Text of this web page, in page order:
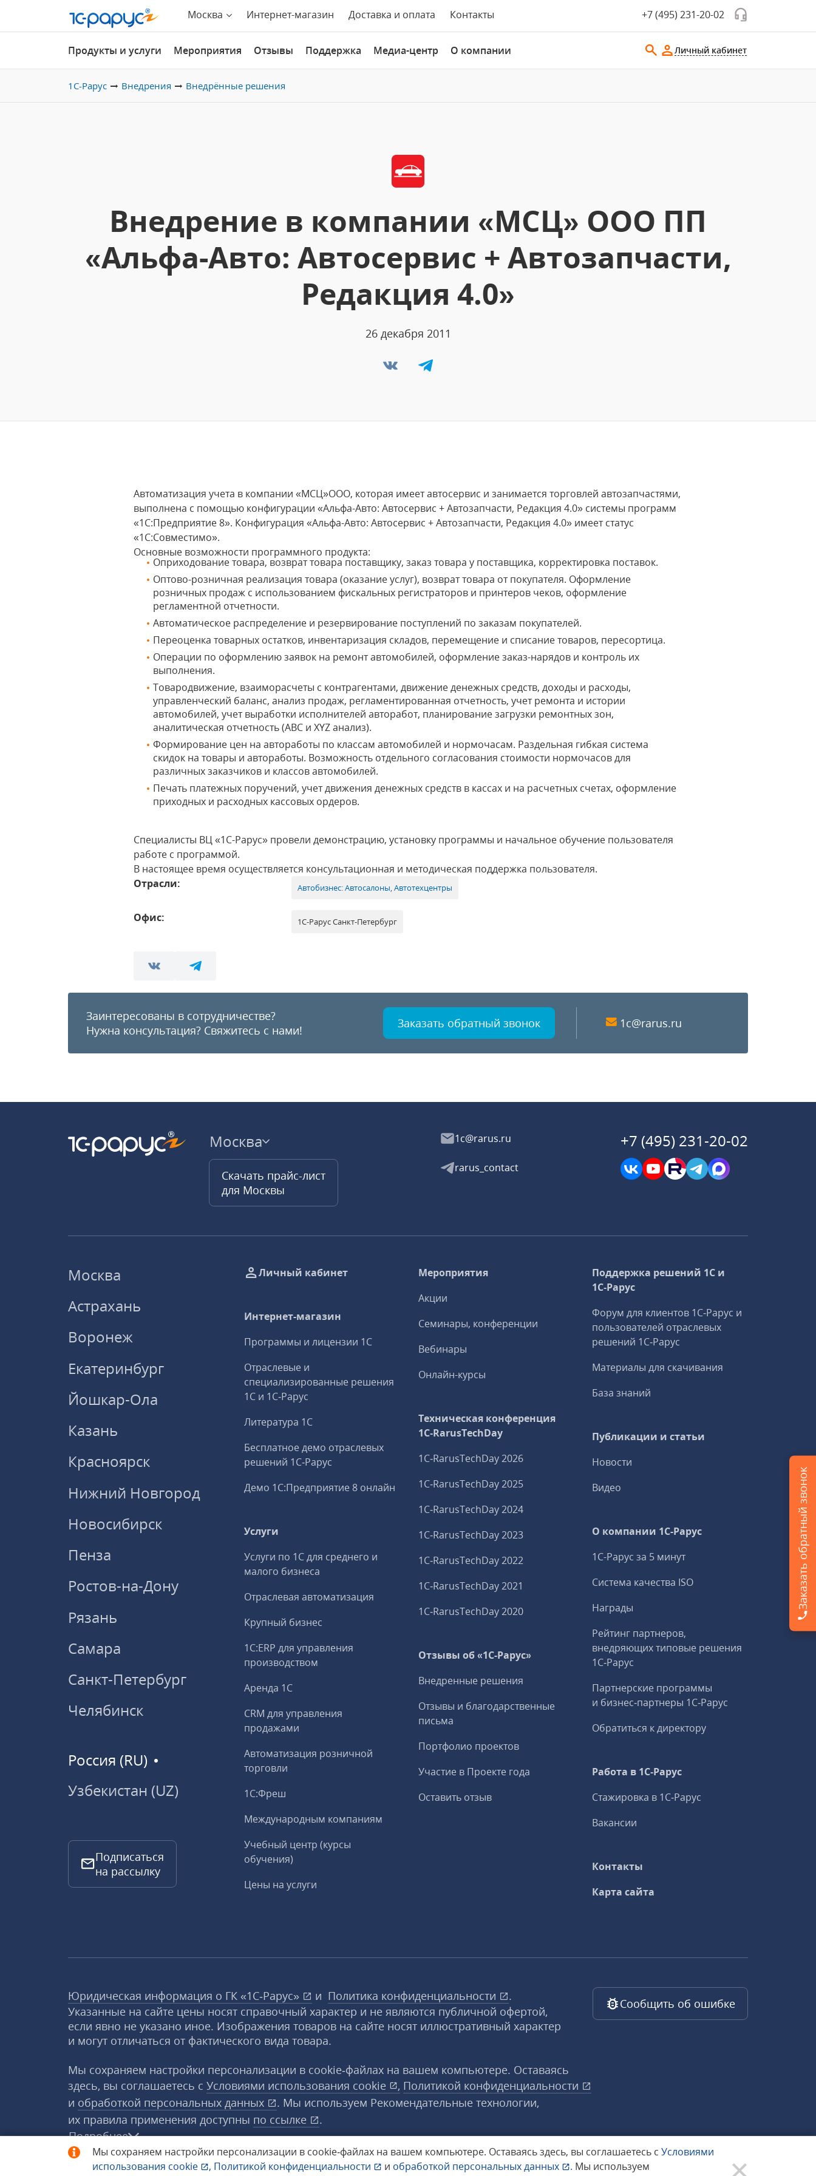
Москва Интернет-магазин Доставка и оплата Контакты +7 (495) 231-20-02
Продукты и услуги Мероприятия Отзывы Поддержка Медиа-центр О компании Личный кабинет
1С-Рарус Внедрения Внедрённые решения
Внедрение в компании «МСЦ» ООО ПП
«Альфа-Авто: Автосервис + Автозапчасти,
Редакция 4.0»
26 декабря 2011
Автоматизация учета в компании «МСЦ»ООО, которая имеет автосервис и занимается торговлей автозапчастями,
выполнена с помощью конфигурации «Альфа-Авто: Автосервис + Автозапчасти, Редакция 4.0» системы программ
«1С:Предприятие 8». Конфигурация «Альфа-Авто: Автосервис + Автозапчасти, Редакция 4.0» имеет статус
«1С:Совместимо».
Основные возможности программного продукта:
Оприходование товара, возврат товара поставщику, заказ товара у поставщика, корректировка поставок.
Оптово-розничная реализация товара (оказание услуг), возврат товара от покупателя. Оформление
розничных продаж с использованием фискальных регистраторов и принтеров чеков, оформление
регламентной отчетности.
Автоматическое распределение и резервирование поступлений по заказам покупателей.
Переоценка товарных остатков, инвентаризация складов, перемещение и списание товаров, пересортица.
Операции по оформлению заявок на ремонт автомобилей, оформление заказ-нарядов и контроль их
выполнения.
Товародвижение, взаиморасчеты с контрагентами, движение денежных средств, доходы и расходы,
управленческий баланс, анализ продаж, регламентированная отчетность, учет ремонта и истории
автомобилей, учет выработки исполнителей авторабот, планирование загрузки ремонтных зон,
аналитическая отчетность (ABC и XYZ анализ).
Формирование цен на автоработы по классам автомобилей и нормочасам. Раздельная гибкая система
скидок на товары и автоработы. Возможность отдельного согласования стоимости нормочасов для
различных заказчиков и классов автомобилей.
Печать платежных поручений, учет движения денежных средств в кассах и на расчетных счетах, оформление
приходных и расходных кассовых ордеров.
Специалисты ВЦ «1С-Рарус» провели демонстрацию, установку программы и начальное обучение пользователя
работе с программой.
В настоящее время осуществляется консультационная и методическая поддержка пользователя.
Отрасли:
Автобизнес: Автосалоны, Автотехцентры
Офис: 1С-Рарус Санкт-Петербург
Заинтересованы в сотрудничестве?
Нужна консультация? Свяжитесь с нами! Заказать обратный звонок 1c@rarus.ru
Мы сохраняем настройки персонализации в cookie‑файлах на вашем компьютере. Оставаясь здесь, вы соглашаетесь с Условиями
использования cookie , Политикой конфиденциальности и обработкой персональных данных . Мы используем
Москва
Скачать прайс-лист
для Москвы
1c@rarus.ru
rarus_contact
+7 (495) 231-20-02
Москва
Астрахань
Воронеж
Екатеринбург
Йошкар-Ола
Казань
Красноярск
Нижний Новгород
Новосибирск
Пенза
Ростов-на-Дону
Рязань
Самара
Санкт-Петербург
Челябинск
Россия (RU)
Узбекистан (UZ)
Подписаться
на рассылку
Личный кабинет
Интернет-магазин
Программы и лицензии 1С
Отраслевые и
специализированные решения
1С и 1С‑Рарус
Литература 1С
Бесплатное демо отраслевых
решений 1С‑Рарус
Демо 1С:Предприятие 8 онлайн
Услуги
Услуги по 1С для среднего и
малого бизнеса
Отраслевая автоматизация
Крупный бизнес
1С:ERP для управления
производством
Аренда 1С
CRM для управления
продажами
Автоматизация розничной
торговли
1С:Фреш
Международным компаниям
Учебный центр (курсы
обучения)
Цены на услуги
Мероприятия
Акции
Семинары, конференции
Вебинары
Онлайн-курсы
Техническая конференция
1C‑RarusTechDay
1C‑RarusTechDay 2026
1C‑RarusTechDay 2025
1C‑RarusTechDay 2024
1C‑RarusTechDay 2023
1C‑RarusTechDay 2022
1C‑RarusTechDay 2021
1C‑RarusTechDay 2020
Отзывы об «1С-Рарус»
Внедренные решения
Отзывы и благодарственные
письма
Портфолио проектов
Участие в Проекте года
Оставить отзыв
Поддержка решений 1С и
1С‑Рарус
Форум для клиентов 1С‑Рарус и
пользователей отраслевых
решений 1С‑Рарус
Материалы для скачивания
База знаний
Публикации и статьи
Новости
Видео
О компании 1C-Рарус
1С-Рарус за 5 минут
Система качества ISO
Награды
Рейтинг партнеров,
внедряющих типовые решения
1С‑Рарус
Партнерские программы
и бизнес‑партнеры 1С‑Рарус
Обратиться к директору
Работа в 1С‑Рарус
Стажировка в 1С‑Рарус
Вакансии
Контакты
Карта сайта
Юридическая информация о ГК «1С‑Рарус» и Политика конфиденциальности
.
Указанные на сайте цены носят справочный характер и не являются публичной офертой,
если явно не указано иное. Изображения товаров на сайте носят иллюстративный характер
и могут отличаться от фактического вида товара.
Мы сохраняем настройки персонализации в cookie‑файлах на вашем компьютере. Оставаясь
здесь, вы соглашаетесь с Условиями использования cookie , Политикой конфиденциальности
и обработкой персональных данных
. Мы используем Рекомендательные технологии,
их правила применения доступны по ссылке
.
Подробнее
© 1998−2026 «1С‑Рарус» ®. Все права защищены.
Сообщить об ошибке
Заказать обратный звонок